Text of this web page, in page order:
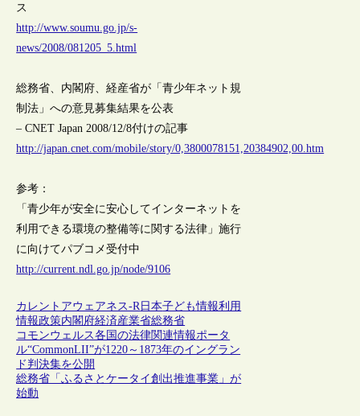
ス
http://www.soumu.go.jp/s-
news/2008/081205_5.html
総務省、内閣府、経産省が「青少年ネット規
制法」への意見募集結果を公表
– CNET Japan 2008/12/8付けの記事
http://japan.cnet.com/mobile/story/0,3800078151,20384902,00.htm
参考：
「青少年が安全に安心してインターネットを
利用できる環境の整備等に関する法律」施行
に向けてパブコメ受付中
http://current.ndl.go.jp/node/9106
カレントアウェアネス-R日本子ども情報利用
情報政策内閣府経済産業省総務省
コモンウェルス各国の法律関連情報ポータ
ル“CommonLII”が1220～1873年のイングラン
ド判決集を公開
総務省「ふるさとケータイ創出推進事業」が
始動